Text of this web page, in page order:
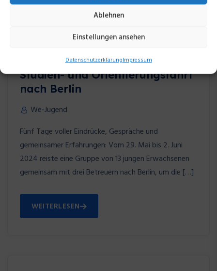
Ablehnen
Einstellungen ansehen
DatenschutzerklärungImpressum
Studien- und Orientierungsfahrt
nach Berlin
We-Jugend
Fünf Tage voller Eindrücke, Gespräche und
gemeinsamer Erfahrungen: Vom 29. Mai bis 2. Juni
2024 reiste eine Gruppe von 13 jungen Erwachsenen
gemeinsam mit drei Betreuern nach Berlin, um die […]
WEITERLESEN